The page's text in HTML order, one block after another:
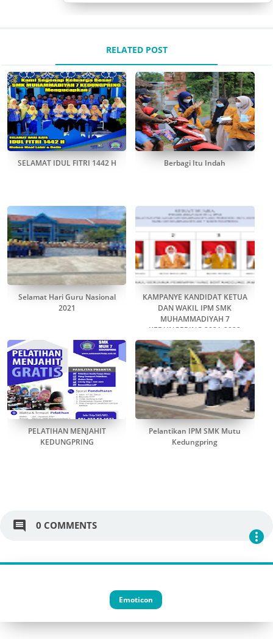
RELATED POST
SELAMAT IDUL FITRI 1442 H Berbagi Itu Indah
Selamat Hari Guru Nasional
2021
KAMPANYE KANDIDAT KETUA
DAN WAKIL IPM SMK
MUHAMMADIYAH 7
KEDUNGPRING 2021-2022
PELATIHAN MENJAHIT
KEDUNGPRING
Pelantikan IPM SMK Mutu
Kedungpring
comment 0 COMMENTS
more_vert
Emoticon